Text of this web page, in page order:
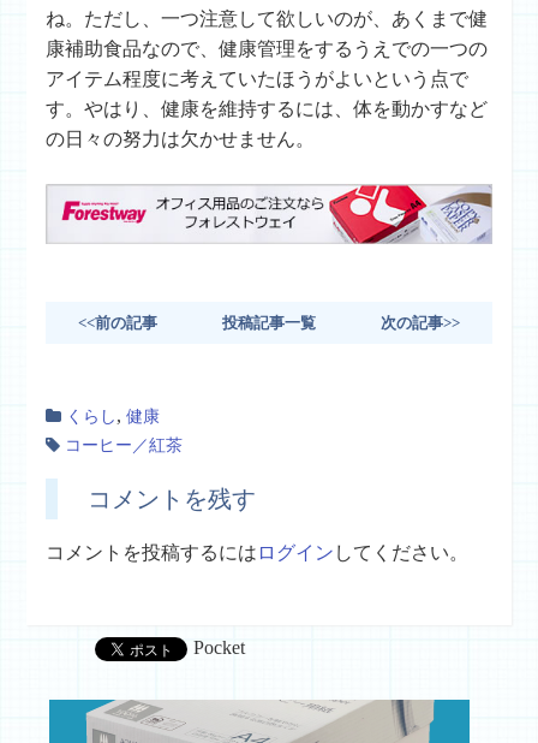
ね。ただし、一つ注意して欲しいのが、あくまで健
康補助食品なので、健康管理をするうえでの一つの
アイテム程度に考えていたほうがよいという点で
す。やはり、健康を維持するには、体を動かすなど
の日々の努力は欠かせません。
<<前の記事 投稿記事一覧 次の記事>>
くらし ,健康
コーヒー／紅茶
コメントを残す
コメントを投稿するには ログイン してください。
Pocket